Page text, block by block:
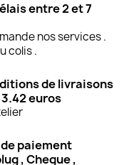
entre 2 et 7
nos services .
colis .
de livraisons
euros
paiement
, Cheque ,